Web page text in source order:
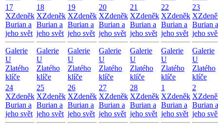
17
XZdeněk
Burian a
jeho svět
Galerie
U
Zlatého
klíče
18
XZdeněk
Burian a
jeho svět
Galerie
U
Zlatého
klíče
19
XZdeněk
Burian a
jeho svět
Galerie
U
Zlatého
klíče
20
XZdeněk
Burian a
jeho svět
Galerie
U
Zlatého
klíče
21
XZdeněk
Burian a
jeho svět
Galerie
U
Zlatého
klíče
22
XZdeněk
Burian a
jeho svět
Galerie
U
Zlatého
klíče
23
X
Burian a
jeho
Galerie
U
Zlatého
klíče
24
XZdeněk
Burian a
jeho svět
25
XZdeněk
Burian a
jeho svět
26
XZdeněk
Burian a
jeho svět
27
XZdeněk
Burian a
jeho svět
28
XZdeněk
Burian a
jeho svět
1
XZdeněk
Burian a
jeho svět
2
X
Burian a
jeho